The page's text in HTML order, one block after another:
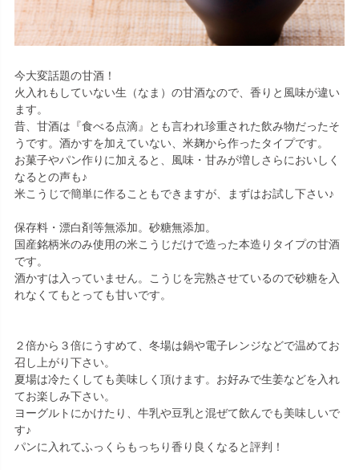
今大変話題の甘酒！
火入れもしていない生（なま）の甘酒なので、香りと風味が違い
ます。
昔、甘酒は『食べる点滴』とも言われ珍重された飲み物だったそ
うです。酒かすを加えていない、米麹から作ったタイプです。
お菓子やパン作りに加えると、風味・甘みが増しさらにおいしく
なるとの声も♪
米こうじで簡単に作ることもできますが、まずはお試し下さい♪
保存料・漂白剤等無添加。砂糖無添加。
国産銘柄米のみ使用の米こうじだけで造った本造りタイプの甘酒
です。
酒かすは入っていません。こうじを完熟させているので砂糖を入
れなくてもとっても甘いです。
２倍から３倍にうすめて、冬場は鍋や電子レンジなどで温めてお
召し上がり下さい。
夏場は冷たくしても美味しく頂けます。お好みで生姜などを入れ
てお楽しみ下さい。
ヨーグルトにかけたり、牛乳や豆乳と混ぜて飲んでも美味しいで
す♪
パンに入れてふっくらもっちり香り良くなると評判！